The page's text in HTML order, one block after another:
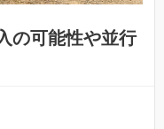
の可能性や並行